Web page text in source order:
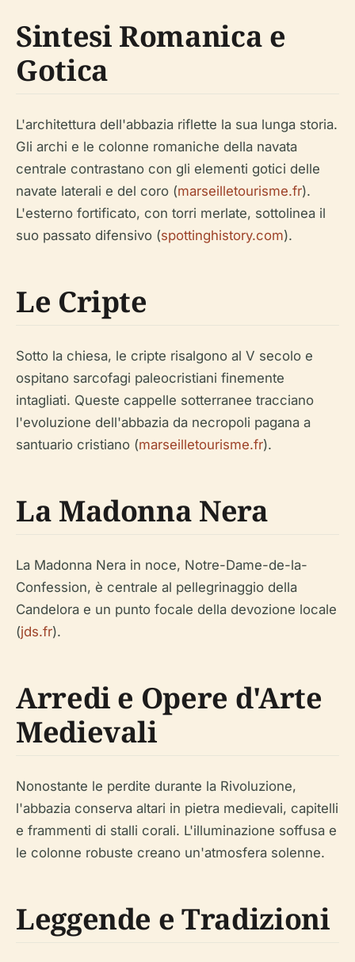
Sintesi Romanica e
Gotica
L'architettura dell'abbazia riflette la sua lunga storia.
Gli archi e le colonne romaniche della navata
centrale contrastano con gli elementi gotici delle
navate laterali e del coro (marseilletourisme.fr).
L'esterno fortificato, con torri merlate, sottolinea il
suo passato difensivo (spottinghistory.com).
Le Cripte
Sotto la chiesa, le cripte risalgono al V secolo e
ospitano sarcofagi paleocristiani finemente
intagliati. Queste cappelle sotterranee tracciano
l'evoluzione dell'abbazia da necropoli pagana a
santuario cristiano (marseilletourisme.fr).
La Madonna Nera
La Madonna Nera in noce, Notre-Dame-de-la-
Confession, è centrale al pellegrinaggio della
Candelora e un punto focale della devozione locale
(jds.fr).
Arredi e Opere d'Arte
Medievali
Nonostante le perdite durante la Rivoluzione,
l'abbazia conserva altari in pietra medievali, capitelli
e frammenti di stalli corali. L'illuminazione soffusa e
le colonne robuste creano un'atmosfera solenne.
Leggende e Tradizioni